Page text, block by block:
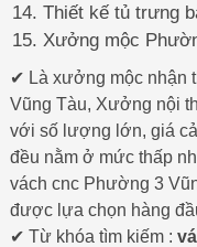
Thiết kế tủ trưng
Xưởng mộc
✔ Là xưởng mộc nhận
Vũng Tàu, Xưởng nội
với số lượng lớn, giá
đều nằm ở mức thấp
vách cnc Phường 3
được lựa chọn hàng
✔ Từ khóa tìm kiếm :